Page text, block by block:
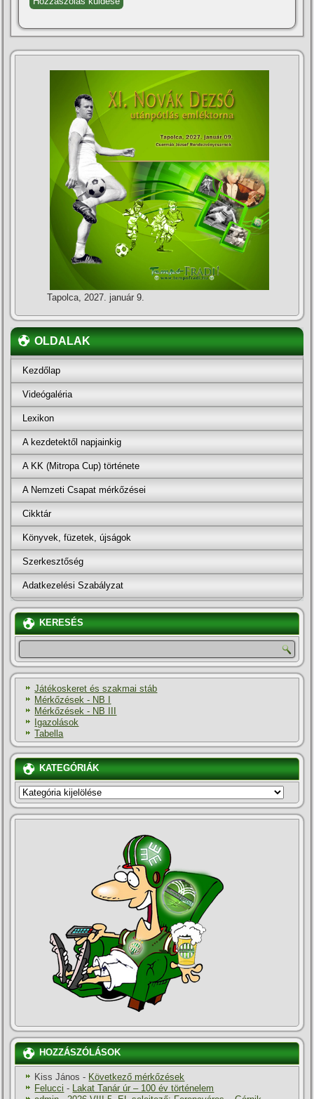
Tapolca, 2027. január 9.
OLDALAK
Kezdőlap
Videógaléria
Lexikon
A kezdetektől napjainkig
A KK (Mitropa Cup) története
A Nemzeti Csapat mérkőzései
Cikktár
Könyvek, füzetek, újságok
Szerkesztőség
Adatkezelési Szabályzat
KERESÉS
Játékoskeret és szakmai stáb
Mérkőzések - NB I
Mérkőzések - NB III
Igazolások
Tabella
KATEGÓRIÁK
KATEGÓRIÁK
HOZZÁSZÓLÁSOK
Kiss János - Következő mérkőzések
Felucci - Lakat Tanár úr – 100 év történelem